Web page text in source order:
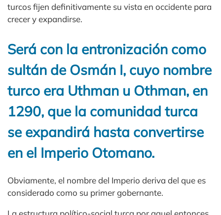
turcos fijen definitivamente su vista en occidente para
crecer y expandirse.
Será con la entronización como
sultán de Osmán I, cuyo nombre
turco era Uthman u Othman, en
1290, que la comunidad turca
se expandirá hasta convertirse
en el Imperio Otomano.
Obviamente, el nombre del Imperio deriva del que es
considerado como su primer gobernante.